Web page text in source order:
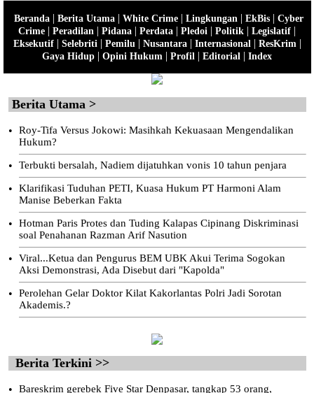
Beranda| Berita Utama| White Crime| Lingkungan | EkBis| Cyber
Crime | Peradilan | Pidana | Perdata | Pledoi | Politik | Legislatif |
Eksekutif| Selebriti | Pemilu | Nusantara| Internasional | ResKrim |
Gaya Hidup | Opini Hukum | Profil | Editorial | Index
Berita Utama >
•
Roy-Tifa Versus Jokowi: Masihkah Kekuasaan Mengendalikan
Hukum?
• Terbukti bersalah, Nadiem dijatuhkan vonis 10 tahun penjara
•
Klarifikasi Tuduhan PETI, Kuasa Hukum PT Harmoni Alam
Manise Beberkan Fakta
•
Hotman Paris Protes dan Tuding Kalapas Cipinang Diskriminasi
soal Penahanan Razman Arif Nasution
•
Viral...Ketua dan Pengurus BEM UBK Akui Terima Sogokan
Aksi Demonstrasi, Ada Disebut dari "Kapolda"
•
Perolehan Gelar Doktor Kilat Kakorlantas Polri Jadi Sorotan
Akademis.?
Berita Terkini >>
• Bareskrim gerebek Five Star Denpasar, tangkap 53 orang,